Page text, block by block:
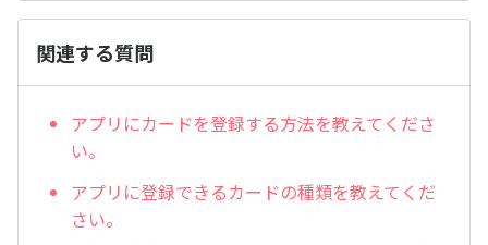
関連する質問
アプリにカードを登録する方法を教えてくださ
い。
アプリに登録できるカードの種類を教えてくだ
さい。